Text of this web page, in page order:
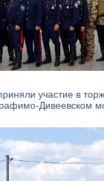
участие в